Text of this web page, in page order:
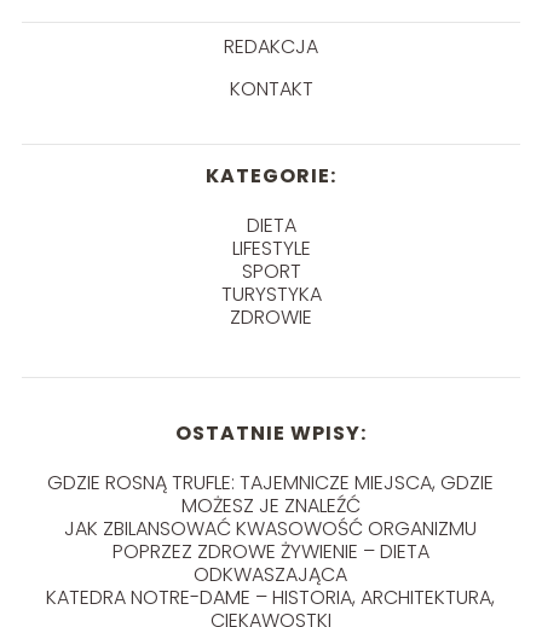
REDAKCJA
KONTAKT
KATEGORIE:
DIETA
LIFESTYLE
SPORT
TURYSTYKA
ZDROWIE
OSTATNIE WPISY:
GDZIE ROSNĄ TRUFLE: TAJEMNICZE MIEJSCA, GDZIE
MOŻESZ JE ZNALEŹĆ
JAK ZBILANSOWAĆ KWASOWOŚĆ ORGANIZMU
POPRZEZ ZDROWE ŻYWIENIE – DIETA
ODKWASZAJĄCA
KATEDRA NOTRE-DAME – HISTORIA, ARCHITEKTURA,
CIEKAWOSTKI